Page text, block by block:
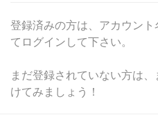
登録済みの方は、アカウン
てログインして下さい。
まだ登録されていない方は
けてみましょう！